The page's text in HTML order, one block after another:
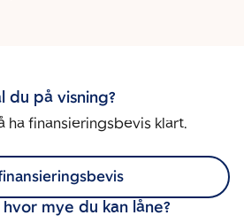
du på visning?
ha finansieringsbevis klart.
mye du kan låne?